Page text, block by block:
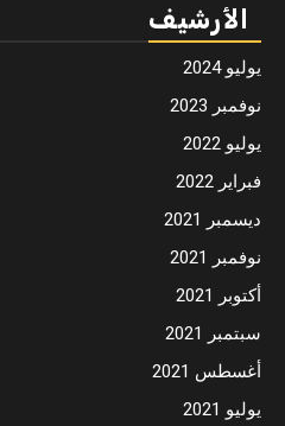
الأرشيف
يوليو 2024
نوفمبر 2023
يوليو 2022
فبراير 2022
ديسمبر 2021
نوفمبر 2021
أكتوبر 2021
سبتمبر 2021
أغسطس 2021
يوليو 2021